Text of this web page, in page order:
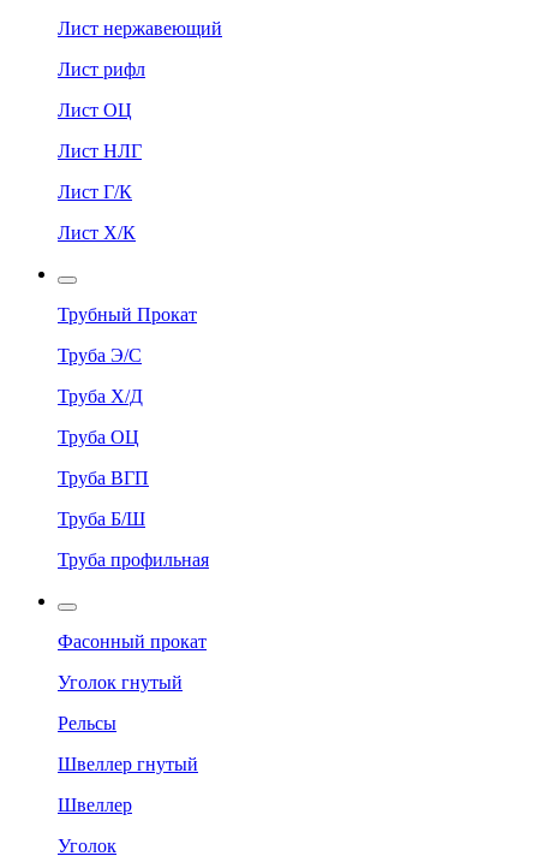
Лист нержавеющий
Лист рифл
Лист ОЦ
Лист НЛГ
Лист Г/К
Лист Х/К
Трубный Прокат
Труба Э/С
Труба Х/Д
Труба ОЦ
Труба ВГП
Труба Б/Ш
Труба профильная
Фасонный прокат
Уголок гнутый
Рельсы
Швеллер гнутый
Швеллер
Уголок